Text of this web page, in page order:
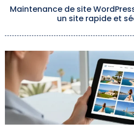
Maintenance de site
un site rapide et